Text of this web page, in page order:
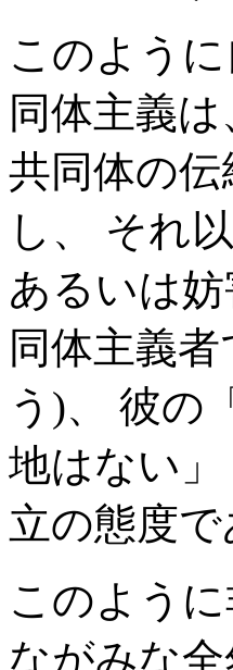
このよう
同体主義
共同体の
し、 それ
あるいは
同体主義
う)、 彼の
地はない」
立の態度で
このよう
ながみな